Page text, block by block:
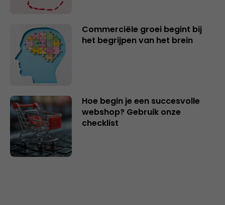
Commerciële groei begint bij
het begrijpen van het brein
Hoe begin je een succesvolle
webshop? Gebruik onze
checklist